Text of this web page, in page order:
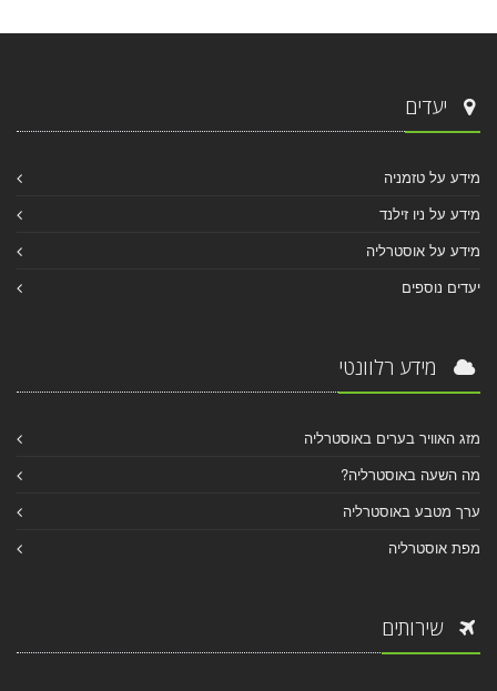
יעדים
מידע על טזמניה
מידע על ניו זילנד
מידע על אוסטרליה
יעדים נוספים
מידע רלוונטי
מזג האוויר בערים באוסטרליה
מה השעה באוסטרליה?
ערך מטבע באוסטרליה
מפת אוסטרליה
שירותים